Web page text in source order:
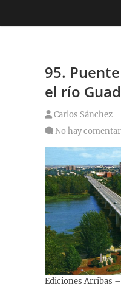
95.
el río
Carlos Sánchez
No hay
Ediciones Arribas